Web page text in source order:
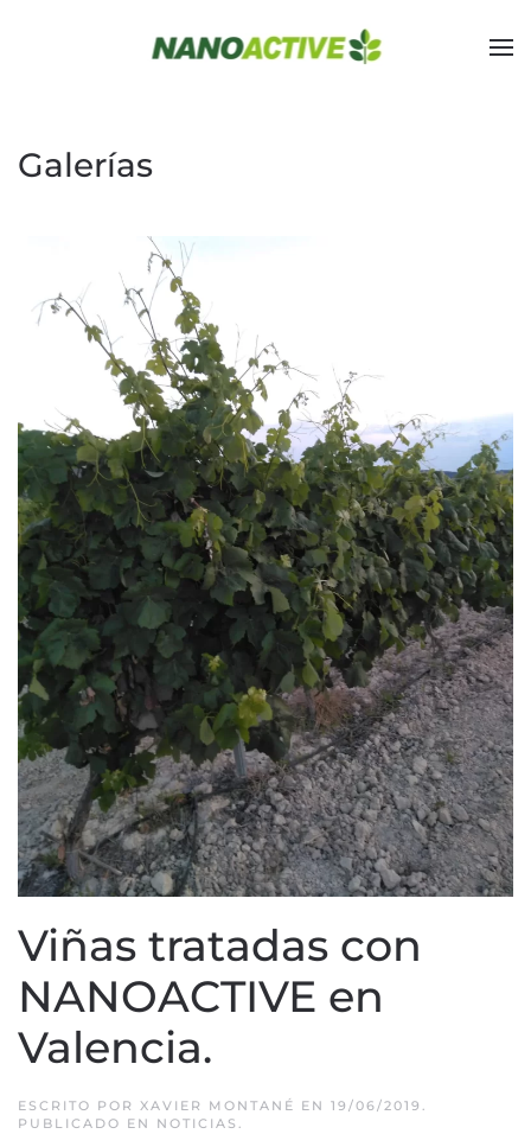
Skip to main content
Galerías
Viñas tratadas con
NANOACTIVE en
Valencia.
ESCRITO POR XAVIER MONTANÉ EN 19/06/2019 .
PUBLICADO EN NOTICIAS .